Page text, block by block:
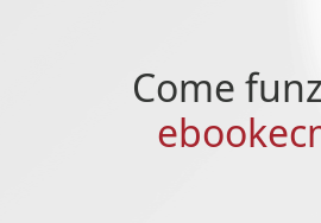
Come